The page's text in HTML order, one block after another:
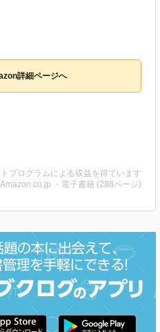
詳細ページへ
プログラムによる収益を得ています
Amazon.co.jp ・電子書籍 (288ページ)